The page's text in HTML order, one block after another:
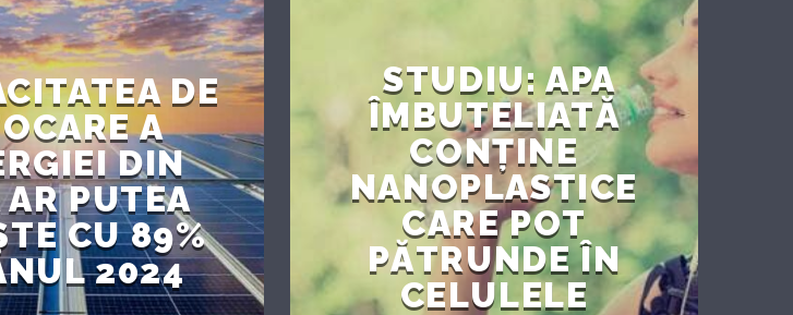
DE
A
DIN
AR PUTEA
CU 89%
2024
STUDIU: APA
ÎMBUTELIATĂ
CONȚINE
NANOPLASTICE
CARE POT
PĂTRUNDE ÎN
CELULELE